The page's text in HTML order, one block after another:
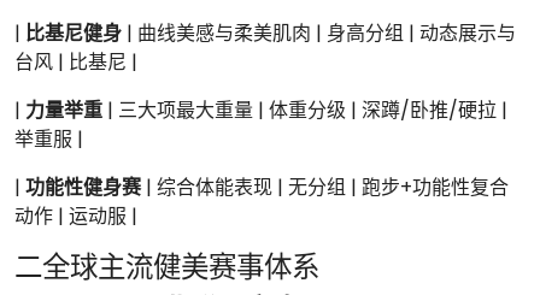
| 比基尼健身 | 曲线美感与柔美肌肉 | 身高分组 | 动态展示与
台风 | 比基尼 |
| 力量举重 | 三大项最大重量 | 体重分级 | 深蹲/卧推/硬拉 |
举重服 |
| 功能性健身赛| 综合体能表现 | 无分组 | 跑步+功能性复合
动作 | 运动服 |
二全球主流健美赛事体系